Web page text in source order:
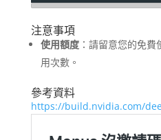
注意事項
使用額度：​請留意您的免費
用次數。
參考資料
https://build.nvidia.com/